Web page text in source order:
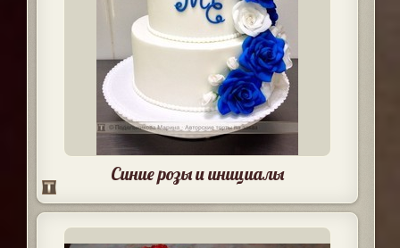
Синие розы и инициалы